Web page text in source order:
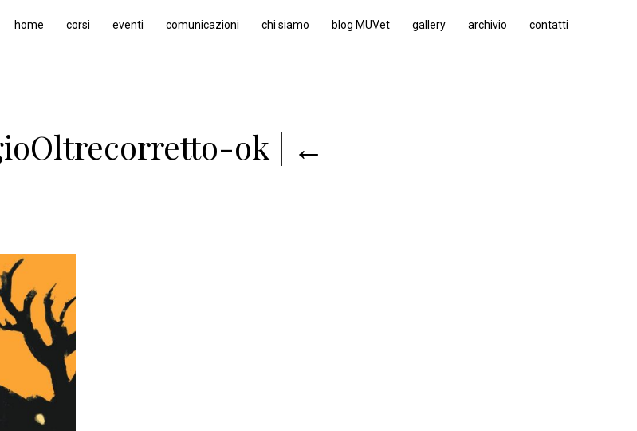
home corsi eventi comunicazioni chi siamo blog MUVet gallery archivio contatti
ok | ←